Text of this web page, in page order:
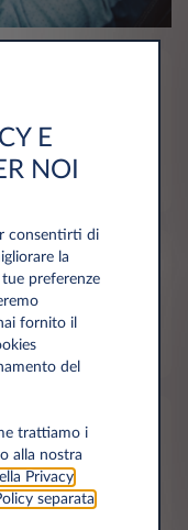
di
E
NOI
consentirti di
la
preferenze
fornito il
del
trattiamo i
alla nostra
Privacy
separata